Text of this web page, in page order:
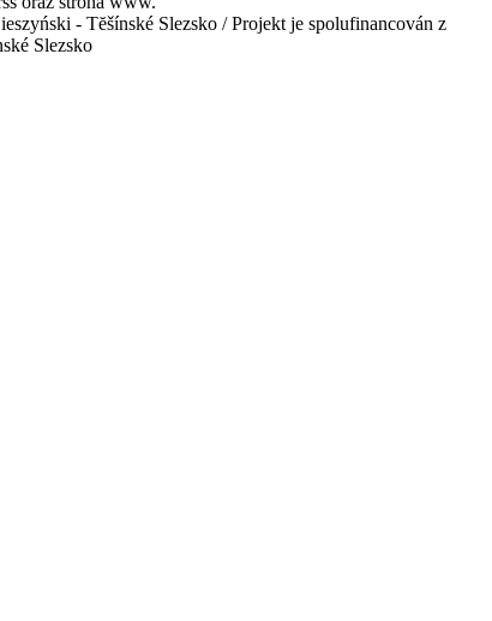
- Tĕšínské Slezsko / Projekt je spolufinancován z
Slezsko